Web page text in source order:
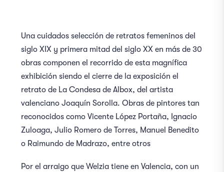
Una cuidados selección de retratos femeninos del
siglo XIX y primera mitad del siglo XXen más de 30
obras componen el recorrido de esta magnífica
exhibición siendo el cierre de la exposición el
retrato de La Condesa de Albox, del artista
valenciano Joaquín Sorolla. Obras de pintores tan
reconocidos como Vicente López Portaña, Ignacio
Zuloaga, Julio Romero de Torres, Manuel Benedito
o Raimundo de Madrazo, entre otros
Por el arraigo que Welzia tiene en Valencia, con un